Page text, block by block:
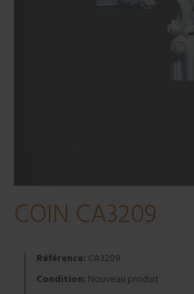
COIN CA3209
Référence: CA3209
Condition: Nouveau produit